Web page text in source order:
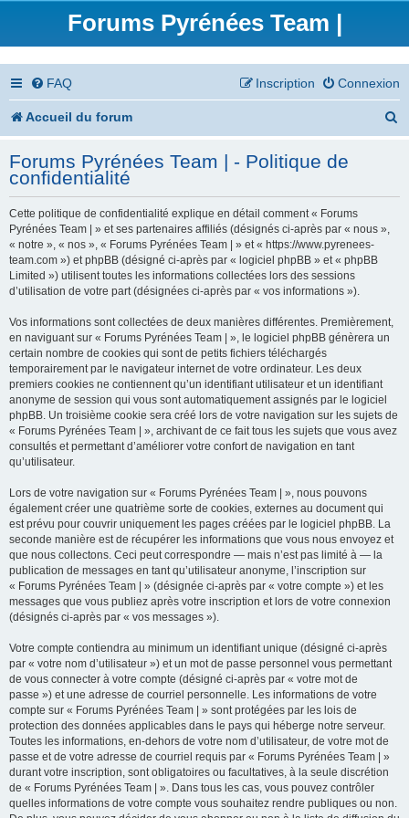
Forums Pyrénées Team |
FAQ Connexion
Inscription
Accueil du forum
h
Forums Pyrénées Team | - Politique de
confidentialité
Cette politique de confidentialité explique en détail comment « Forums
Pyrénées Team | » et ses partenaires affiliés (désignés ci-après par « nous »,
« notre », « nos », « Forums Pyrénées Team | » et « https://www.pyrenees-
team.com ») et phpBB (désigné ci-après par « logiciel phpBB » et « phpBB
Limited ») utilisent toutes les informations collectées lors des sessions
d’utilisation de votre part (désignées ci-après par « vos informations »).
Vos informations sont collectées de deux manières différentes. Premièrement,
en naviguant sur « Forums Pyrénées Team | », le logiciel phpBB génèrera un
certain nombre de cookies qui sont de petits fichiers téléchargés
temporairement par le navigateur internet de votre ordinateur. Les deux
premiers cookies ne contiennent qu’un identifiant utilisateur et un identifiant
anonyme de session qui vous sont automatiquement assignés par le logiciel
phpBB. Un troisième cookie sera créé lors de votre navigation sur les sujets de
« Forums Pyrénées Team | », archivant de ce fait tous les sujets que vous avez
consultés et permettant d’améliorer votre confort de navigation en tant
qu’utilisateur.
Lors de votre navigation sur « Forums Pyrénées Team | », nous pouvons
également créer une quatrième sorte de cookies, externes au document qui
est prévu pour couvrir uniquement les pages créées par le logiciel phpBB. La
seconde manière est de récupérer les informations que vous nous envoyez et
que nous collectons. Ceci peut correspondre — mais n’est pas limité à — la
publication de messages en tant qu’utilisateur anonyme, l’inscription sur
« Forums Pyrénées Team | » (désignée ci-après par « votre compte ») et les
messages que vous publiez après votre inscription et lors de votre connexion
(désignés ci-après par « vos messages »).
Votre compte contiendra au minimum un identifiant unique (désigné ci-après
par « votre nom d’utilisateur ») et un mot de passe personnel vous permettant
de vous connecter à votre compte (désigné ci-après par « votre mot de
passe ») et une adresse de courriel personnelle. Les informations de votre
compte sur « Forums Pyrénées Team | » sont protégées par les lois de
protection des données applicables dans le pays qui héberge notre serveur.
Toutes les informations, en-dehors de votre nom d’utilisateur, de votre mot de
passe et de votre adresse de courriel requis par « Forums Pyrénées Team | »
durant votre inscription, sont obligatoires ou facultatives, à la seule discrétion
de « Forums Pyrénées Team | ». Dans tous les cas, vous pouvez contrôler
quelles informations de votre compte vous souhaitez rendre publiques ou non.